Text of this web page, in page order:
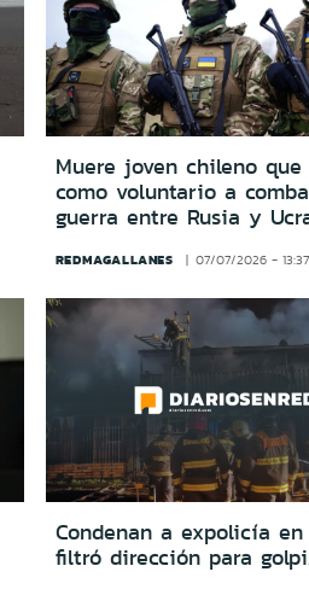
Muere joven chileno que
como voluntario a
guerra entre Rusia y
REDMAGALLANES 07/07/2026 -
Condenan a expolicía en
filtró dirección para